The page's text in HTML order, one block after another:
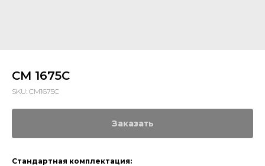
CM 1675C
SKU: CM1675C
Заказать
Cтандартная комплектация: